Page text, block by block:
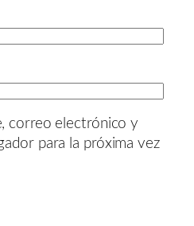
correo electrónico y
para la próxima vez